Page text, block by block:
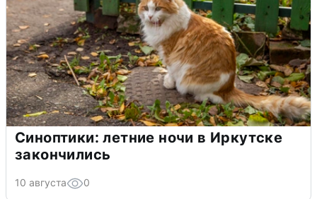
Синоптики: летние ночи в Иркутске
закончились
10 августа 0